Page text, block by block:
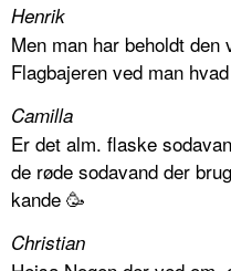
Henrik
Men man har beholdt
Flagbajeren ved man
Camilla
Er det alm. flaske
de røde sodavand der
kande 🥳
Christian